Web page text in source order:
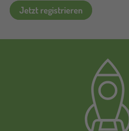
Jetzt registrieren